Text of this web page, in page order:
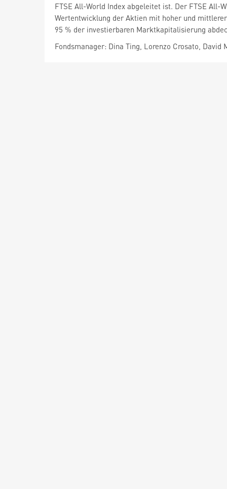
FTSE All-World Index abgeleitet ist. Der FTSE
Wertentwicklung der Aktien mit hoher und
95 % der investierbaren Marktkapitalisierung
Fondsmanager: Dina Ting, Lorenzo Crosato, David